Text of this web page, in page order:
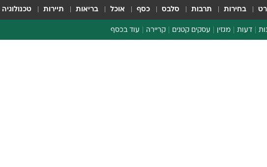
בחירות תרבות סלבס כסף אוכל בריאות תיירות טכנולוגיה
דעות מגזין עסקים קטנים קריירה עוד בכסף